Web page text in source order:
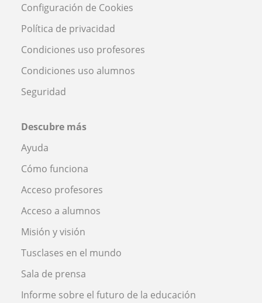
Configuración de Cookies
Política de privacidad
Condiciones uso profesores
Condiciones uso alumnos
Seguridad
Descubre más
Ayuda
Cómo funciona
Acceso profesores
Acceso a alumnos
Misión y visión
Tusclases en el mundo
Sala de prensa
Informe sobre el futuro de la educación